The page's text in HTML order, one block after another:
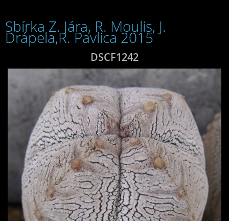
Sbírka Z. Jára, R. Moulis, J.
Drápela,R. Pavlica 2015
DSCF1242